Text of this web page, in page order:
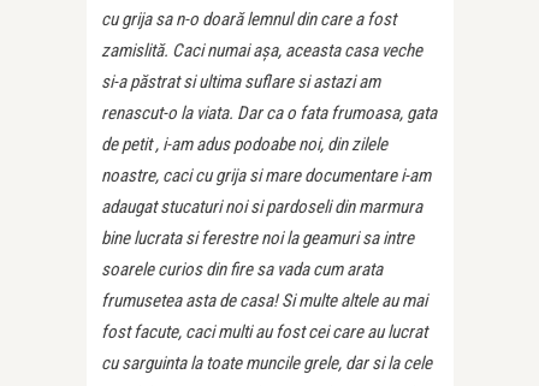
cu grija sa n-o doară lemnul din care a fost
zamislită. Caci numai așa, aceasta casa veche
si-a păstrat si ultima suflare si astazi am
renascut-o la viata. Dar ca o fata frumoasa, gata
de petit , i-am adus podoabe noi, din zilele
noastre, caci cu grija si mare documentare i-am
adaugat stucaturi noi si pardoseli din marmura
bine lucrata si ferestre noi la geamuri sa intre
soarele curios din fire sa vada cum arata
frumusetea asta de casa! Si multe altele au mai
fost facute, caci multi au fost cei care au lucrat
cu sarguinta la toate muncile grele, dar si la cele